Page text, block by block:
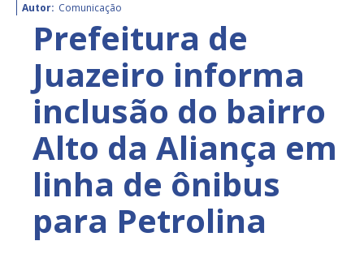
Autor: Comunicação
Prefeitura de
Juazeiro informa
inclusão do bairro
Alto da Aliança em
linha de ônibus
para Petrolina